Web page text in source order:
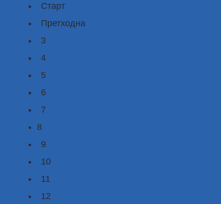
Старт
Претходна
3
4
5
6
7
8
9
10
11
12